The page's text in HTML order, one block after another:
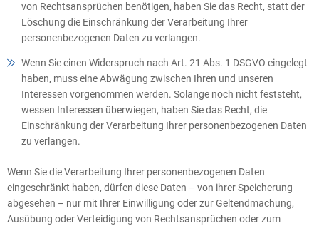
von Rechtsansprüchen benötigen, haben Sie das Recht, statt der
Löschung die Einschränkung der Verarbeitung Ihrer
personenbezogenen Daten zu verlangen.
Wenn Sie einen Widerspruch nach Art. 21 Abs. 1 DSGVO eingelegt
haben, muss eine Abwägung zwischen Ihren und unseren
Interessen vorgenommen werden. Solange noch nicht feststeht,
wessen Interessen überwiegen, haben Sie das Recht, die
Einschränkung der Verarbeitung Ihrer personenbezogenen Daten
zu verlangen.
Wenn Sie die Verarbeitung Ihrer personenbezogenen Daten
eingeschränkt haben, dürfen diese Daten – von ihrer Speicherung
abgesehen – nur mit Ihrer Einwilligung oder zur Geltendmachung,
Ausübung oder Verteidigung von Rechtsansprüchen oder zum